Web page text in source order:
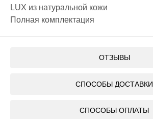
LUX из натуральной кожи
Полная комплектация
ОТЗЫВЫ
СПОСОБЫ ДОСТАВКИ
СПОСОБЫ ОПЛАТЫ